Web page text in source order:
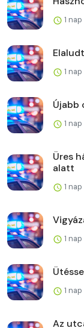
1
1
Újabb
1
Üres
alatt
1
1
1
Az